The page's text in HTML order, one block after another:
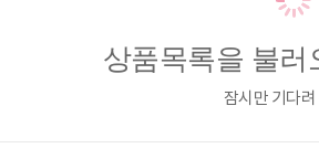
상품목록을 불러
잠시만 기다